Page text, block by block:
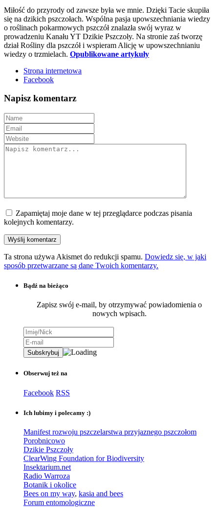
Miłość do przyrody od zawsze była we mnie. Dzięki Tacie skupiła
się na dzikich pszczołach. Wspólna pasja upowszechniania wiedzy
o roślinach pokarmowych pszczół znalazła swój wyraz w
prowadzeniu Kanału YT Dzikie Pszczoły. Na stronie zaś tworzę
dział Rośliny dla pszczół i wspieram Alicję w upowszechnianiu
wiedzy o trzmielach. Opublikowane artykuły
Strona internetowa
Facebook
Napisz komentarz
Zapamiętaj moje dane w tej przeglądarce podczas pisania
kolejnych komentarzy.
Ta strona używa Akismet do redukcji spamu. Dowiedz się, w jaki
sposób przetwarzane są dane Twoich komentarzy.
Bądź na bieżąco
Zapisz swój e-mail, by otrzymywać powiadomienia o
nowych wpisach.
Obserwuj też na
Facebook RSS
Ich lubimy i polecamy :)
Manifest rozwoju pszczelarstwa przyjaznego pszczołom
Porobnicowo
Dzikie Pszczoły
ClearWing Foundation for Biodiversity
Insektarium.net
Radio Warroza
Botanik i okolice
Bees on my way, kasia and bees
Forum entomologiczne